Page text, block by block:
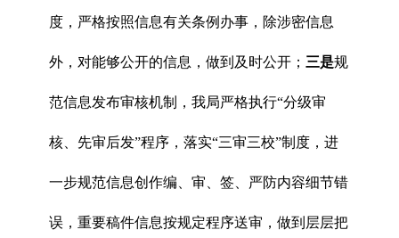
度，严格按照信息有关条例办事，除涉密信息
外，对能够公开的信息，做到及时公开； 三是规
范信息发布审核机制，我局严格执行“分级审
核、先审后发”程序，落实“三审三校”制度，进
一步规范信息创作编、审、签、严防内容细节错
误，重要稿件信息按规定程序送审，做到层层把